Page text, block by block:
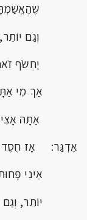
שֶׁהֶאֱשַׁמְתָּ
וְגַם יוֹתֵר,
יַחְשֹׂף זֹאת.
אַךְ מִי אַתָּה
אַתָּה אָצִיל,
אֶדְגַּר: אָז חֶסֶד
אֵינִי פָּחוּת
יוֹתֵר, וְגַם